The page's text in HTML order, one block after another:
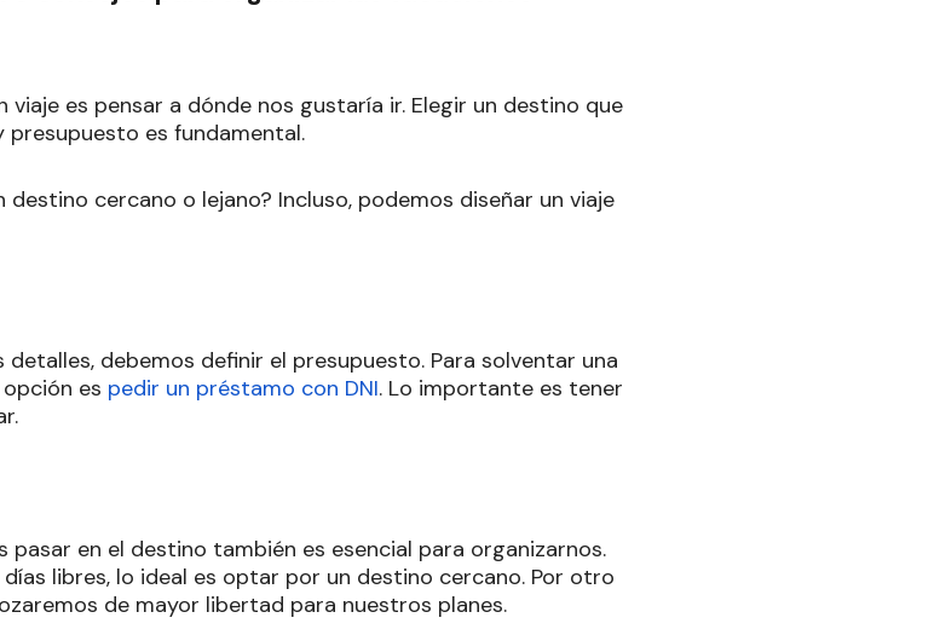
viaje es pensar a dónde nos gustaría ir. Elegir un destino que
es fundamental.
destino cercano o lejano? Incluso, podemos diseñar un viaje
debemos definir el presupuesto. Para solventar una
es pedir un préstamo con DNI. Lo importante es tener
en el destino también es esencial para organizarnos.
libres, lo ideal es optar por un destino cercano. Por otro
de mayor libertad para nuestros planes.